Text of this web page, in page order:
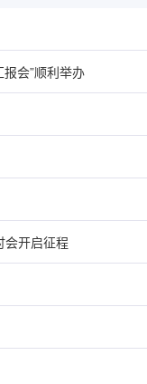
会”顺利举办
开启征程